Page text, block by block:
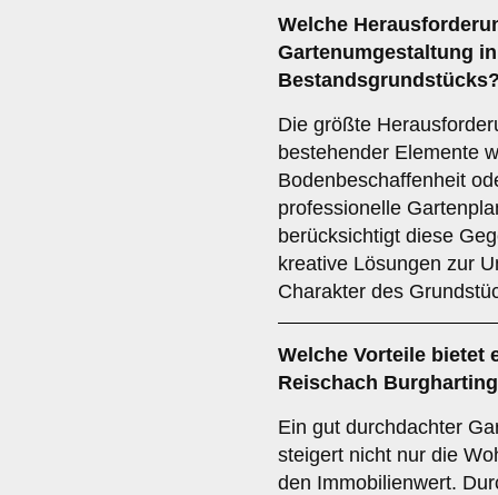
Welche
Gartenumgestaltung
Die größte
bestehender Elemente
Bodenbeschaffenheit
professionelle
berücksichtigt diese
kreative Lösungen zur
Charakter des
Welche Vorteile bietet
Reischach
Ein gut durchdachter
steigert nicht nur die
den Immobilienwert.